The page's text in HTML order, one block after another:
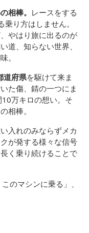
相棒。 レースをする
り方はしません。
やはり旅に出るのが
道、知らない世界、
。
道府県を駆けて来ま
た傷、錆の一つにま
万キロの想い。そ
相棒。
入れのみならずメカ
が発する様々な信号
く乗り続けることで
のマシンに乗る」、